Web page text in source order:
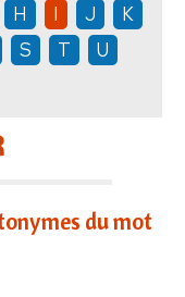
H I J
K
S T
U
du mot